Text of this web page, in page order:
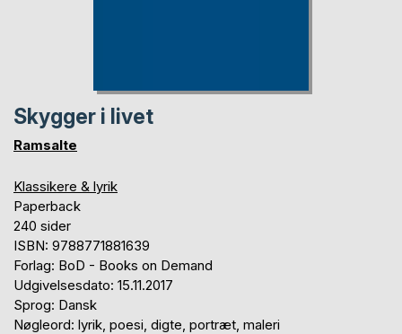
Skygger i livet
Ramsalte
Klassikere & lyrik
Paperback
240 sider
ISBN: 9788771881639
Forlag: BoD - Books on Demand
Udgivelsesdato: 15.11.2017
Sprog: Dansk
Nøgleord: lyrik, poesi, digte, portræt, maleri